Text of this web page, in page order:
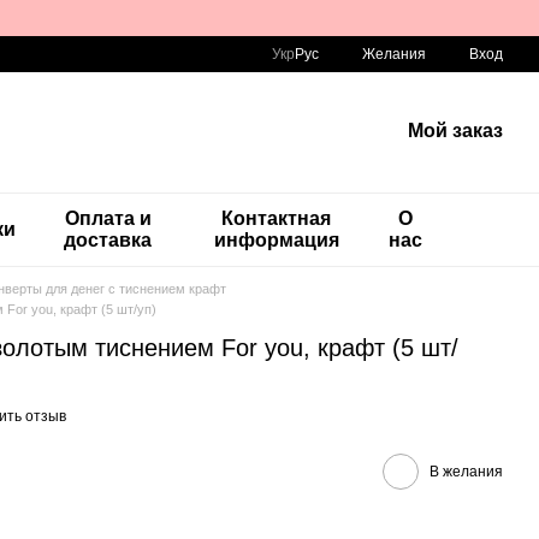
Укр Рус Желания Вход
Мой заказ
Оплата и
доставка
Контактная
информация
О
нас
для денег с тиснением крафт
For you, крафт (5 шт/уп)
тиснением For you, крафт (5 шт/
отзыв
В желания